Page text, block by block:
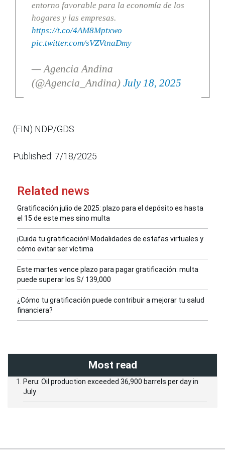
entorno favorable para la economía de los
hogares y las empresas.
https://t.co/4AM8Mptxwo
pic.twitter.com/sVZVtnaDmy
— Agencia Andina
(@Agencia_Andina) July 18, 2025
(FIN) NDP/GDS
Published: 7/18/2025
Related news
Gratificación julio de 2025: plazo para el depósito es hasta
el 15 de este mes sino multa
¡Cuida tu gratificación! Modalidades de estafas virtuales y
cómo evitar ser víctima
Este martes vence plazo para pagar gratificación: multa
puede superar los S/ 139,000
¿Cómo tu gratificación puede contribuir a mejorar tu salud
financiera?
Most read
Peru: Oil production exceeded 36,900 barrels per day in
July